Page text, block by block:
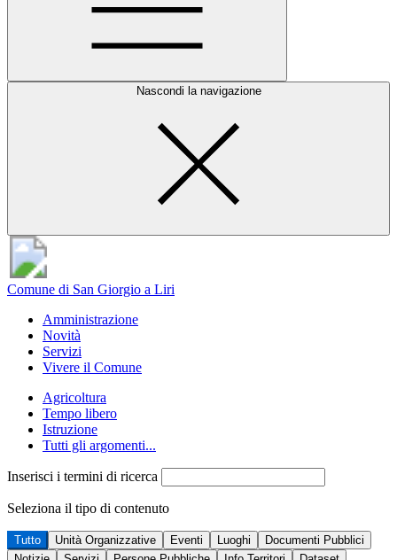
Nascondi la navigazione
Comune di San Giorgio a Liri
Amministrazione
Novità
Servizi
Vivere il Comune
Agricoltura
Tempo libero
Istruzione
Tutti gli argomenti...
Inserisci i termini di ricerca
Seleziona il tipo di contenuto
Tutto Unità Organizzative Eventi Luoghi
Documenti Pubblici